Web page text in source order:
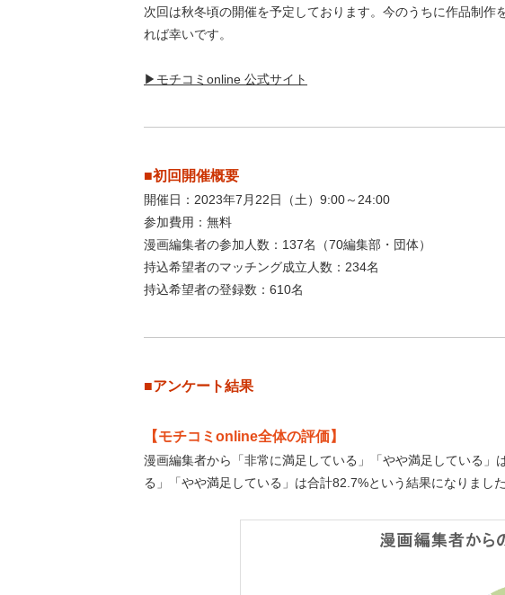
次回は秋冬頃の開催を予定しております。今のうちに作品制作
れば幸いです。
▶モチコミonline 公式サイト
■初回開催概要
開催日：2023年7月22日（土）9:00～24:00
参加費用：無料
漫画編集者の参加人数：137名（70編集部・団体）
持込希望者のマッチング成立人数：234名
持込希望者の登録数：610名
■アンケート結果
【モチコミonline全体の評価】
漫画編集者から「非常に満足している」「やや満足している
る」「やや満足している」は合計82.7%という結果になりました